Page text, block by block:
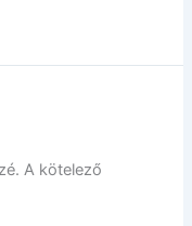
A kötelező